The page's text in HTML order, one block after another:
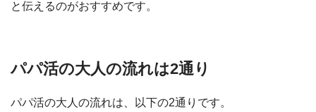
と伝えるのがおすすめです。
パパ活の大人の流れは2通り
パパ活の大人の流れは、以下の2通りです。